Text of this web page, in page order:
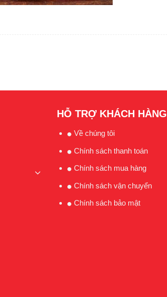
HỖ TRỢ KHÁCH HÀNG
Về chúng tôi
Chính sách thanh toán
Chính sách mua hàng
Chính sách vận chuyển
Chính sách bảo mật